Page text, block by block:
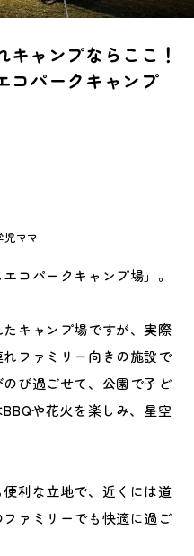
ャンプならここ！
コパークキャンプ
児ママ
コパークキャンプ場」。
キャンプ場ですが、実際
ファミリー向きの施設で
び過ごせて、公園で子ど
や花火を楽しみ、星空
利な立地で、近くには道
ァミリーでも快適に過ご